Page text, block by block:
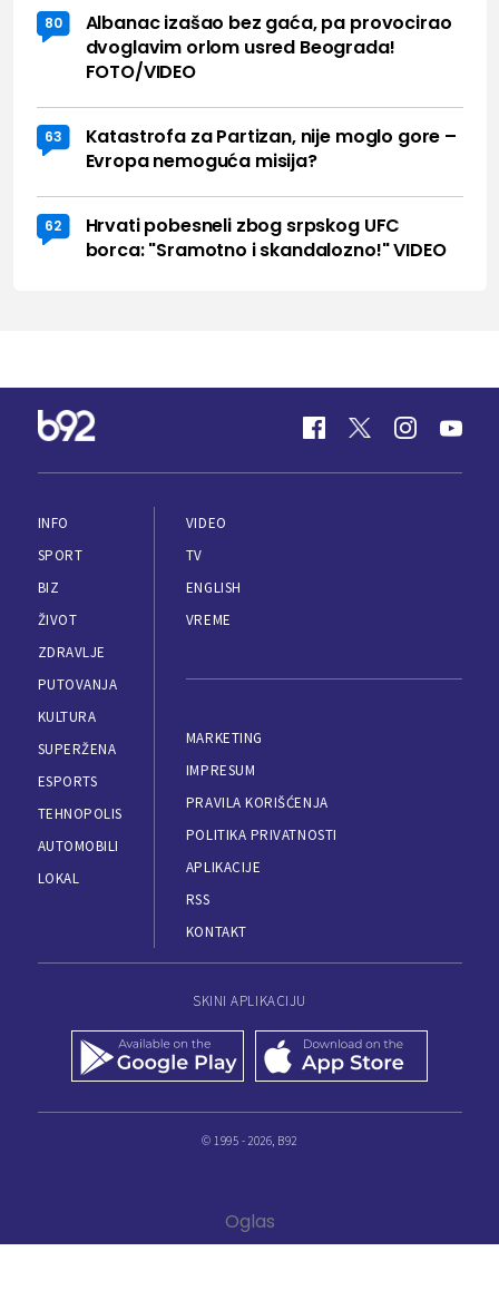
80
Albanac izašao bez gaća, pa provocirao
dvoglavim orlom usred Beograda!
FOTO/VIDEO
63
Katastrofa za Partizan, nije moglo gore –
Evropa nemoguća misija?
62
Hrvati pobesneli zbog srpskog UFC
borca: "Sramotno i skandalozno!" VIDEO
INFO
SPORT
BIZ
ŽIVOT
ZDRAVLJE
PUTOVANJA
KULTURA
SUPERŽENA
ESPORTS
TEHNOPOLIS
AUTOMOBILI
LOKAL
VIDEO
TV
ENGLISH
VREME
MARKETING
IMPRESUM
PRAVILA KORIŠĆENJA
POLITIKA PRIVATNOSTI
APLIKACIJE
RSS
KONTAKT
SKINI APLIKACIJU
© 1995 - 2026, B92